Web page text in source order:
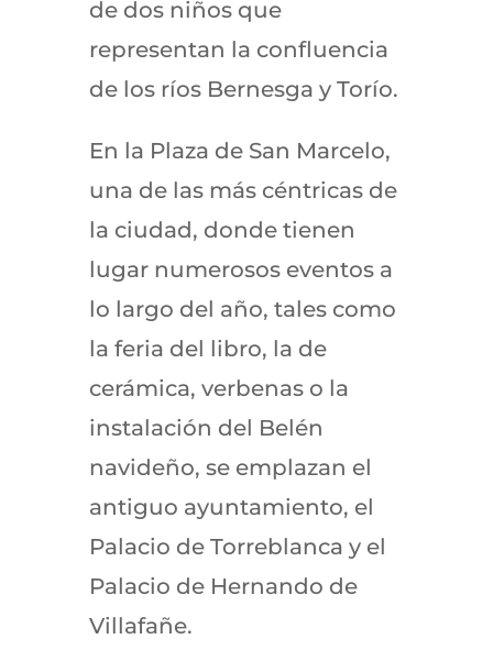
de dos niños que
representan la confluencia
de los ríos Bernesga y Torío.
En la Plaza de San Marcelo,
una de las más céntricas de
la ciudad, donde tienen
lugar numerosos eventos a
lo largo del año, tales como
la feria del libro, la de
cerámica, verbenas o la
instalación del Belén
navideño, se emplazan el
antiguo ayuntamiento, el
Palacio de Torreblanca y el
Palacio de Hernando de
Villafañe.